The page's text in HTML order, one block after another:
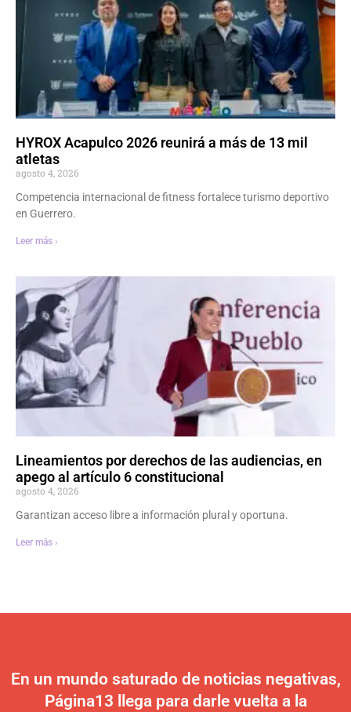
HYROX Acapulco 2026 reunirá a más de 13 mil
atletas
agosto 4, 2026
Competencia internacional de fitness fortalece turismo deportivo
en Guerrero.
Leer más ›
Lineamientos por derechos de las audiencias, en
apego al artículo 6 constitucional
agosto 4, 2026
Garantizan acceso libre a información plural y oportuna.
Leer más ›
En un mundo saturado de noticias negativas,
Página13 llega para darle vuelta a la